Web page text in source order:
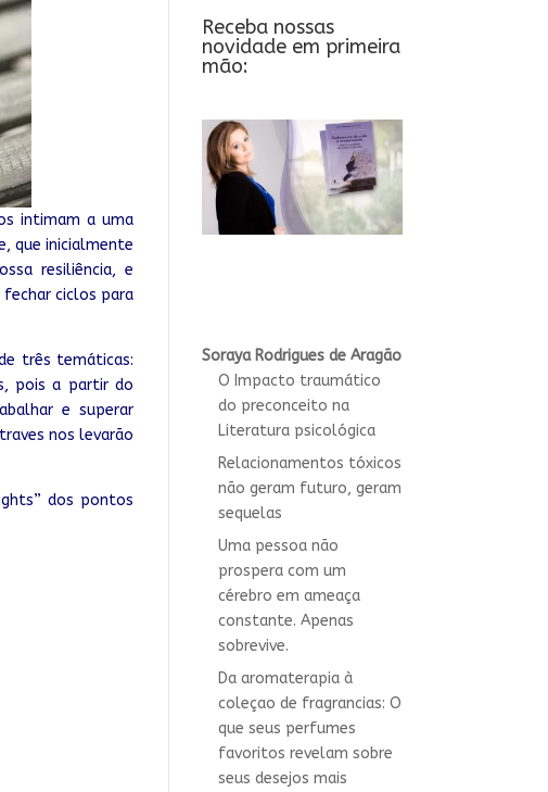
intimam a uma
que inicialmente
resiliência, e
ciclos para
três temáticas:
pois a partir do
e superar
nos levarão
dos pontos
Receba nossas
novidade em primeira
mão:
Soraya Rodrigues de Aragão
O Impacto traumático
do preconceito na
Literatura psicológica
Relacionamentos tóxicos
não geram futuro, geram
sequelas
Uma pessoa não
prospera com um
cérebro em ameaça
constante. Apenas
sobrevive.
Da aromaterapia à
coleçao de fragrancias: O
que seus perfumes
favoritos revelam sobre
seus desejos mais